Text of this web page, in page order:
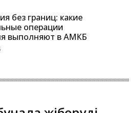
без границ: какие
операции
выполняют в АМКБ